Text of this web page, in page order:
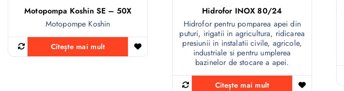
Motopompa Koshin SE – 50X
Motopompe Koshin
Citește mai mult
Hidrofor INOX 80/24
Hidrofor pentru pomparea apei din
puturi, irigatii in agricultura, ridicarea
presiunii in instalatii civile, agricole,
industriale si pentru umplerea
bazinelor de stocare a apei.
Citește mai mult